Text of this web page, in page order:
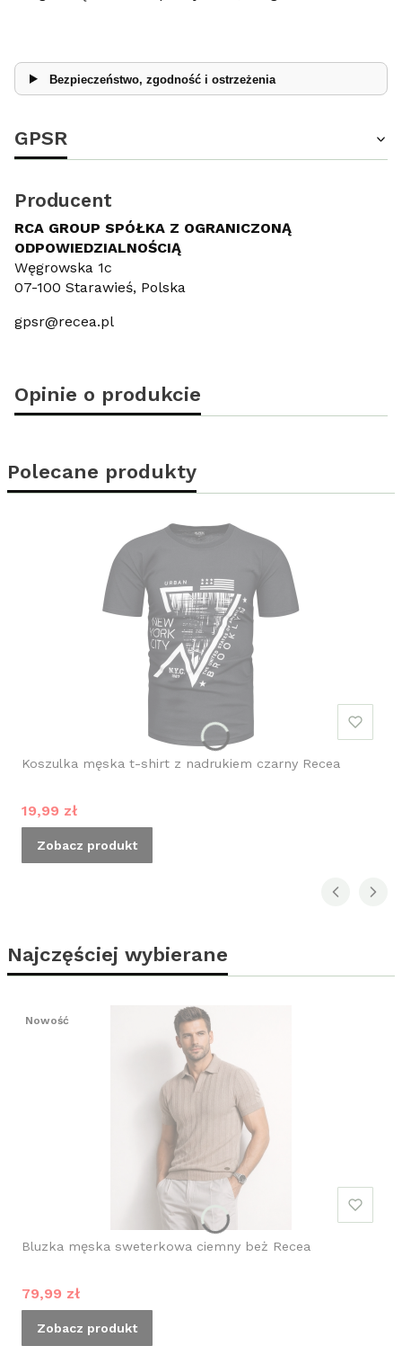
Bezpieczeństwo, zgodność i ostrzeżenia
GPSR
Producent
RCA GROUP SPÓŁKA Z OGRANICZONĄ
ODPOWIEDZIALNOŚCIĄ
Węgrowska 1c
07-100 Starawieś, Polska
gpsr@recea.pl
Opinie o produkcie
Polecane produkty
Koszulka męska t-shirt z nadrukiem czarny Recea
Cena promocyjna
19,99 zł
Zobacz produkt
Najczęściej wybierane
Nowość
Bluzka męska sweterkowa ciemny beż Recea
Cena promocyjna
79,99 zł
Zobacz produkt